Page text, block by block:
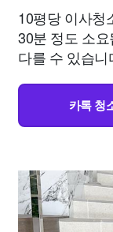
10평당 이사청
30분 정도 소
다를 수 있습니
카톡 청